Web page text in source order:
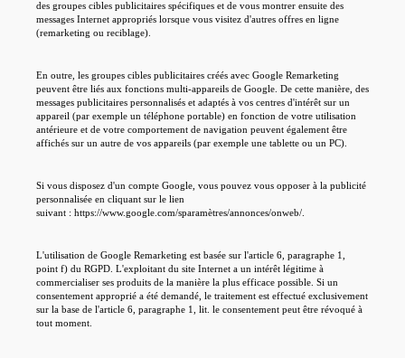
des groupes cibles publicitaires spécifiques et de vous montrer ensuite des
messages Internet appropriés lorsque vous visitez d'autres offres en ligne
(remarketing ou reciblage).
En outre, les groupes cibles publicitaires créés avec Google Remarketing
peuvent être liés aux fonctions multi-appareils de Google. De cette manière, des
messages publicitaires personnalisés et adaptés à vos centres d'intérêt sur un
appareil (par exemple un téléphone portable) en fonction de votre utilisation
antérieure et de votre comportement de navigation peuvent également être
affichés sur un autre de vos appareils (par exemple une tablette ou un PC).
Si vous disposez d'un compte Google, vous pouvez vous opposer à la publicité
personnalisée en cliquant sur le lien
suivant : https://www.google.com/sparamètres/annonces/onweb/.
L'utilisation de Google Remarketing est basée sur l'article 6, paragraphe 1,
point f) du RGPD. L'exploitant du site Internet a un intérêt légitime à
commercialiser ses produits de la manière la plus efficace possible. Si un
consentement approprié a été demandé, le traitement est effectué exclusivement
sur la base de l'article 6, paragraphe 1, lit. le consentement peut être révoqué à
tout moment.